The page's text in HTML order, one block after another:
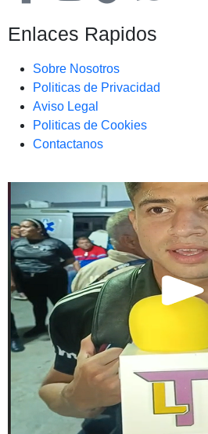
Enlaces Rapidos
Sobre Nosotros
Politicas de Privacidad
Aviso Legal
Politicas de Cookies
Contactanos